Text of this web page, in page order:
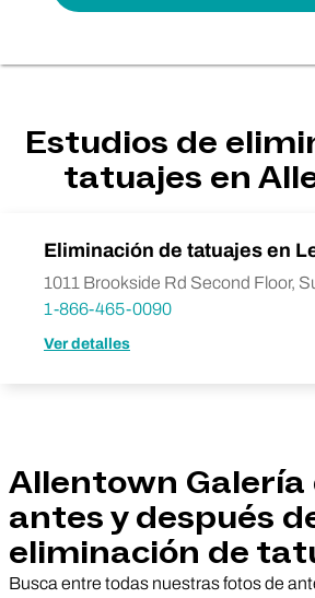
Estudios de
tatuajes en
Eliminación de tatuajes en
1011 Brookside Rd Second Floor,
1-866-465-0090
Ver detalles
Allentown Galería
antes y después
eliminación de
Busca entre todas nuestras fotos de